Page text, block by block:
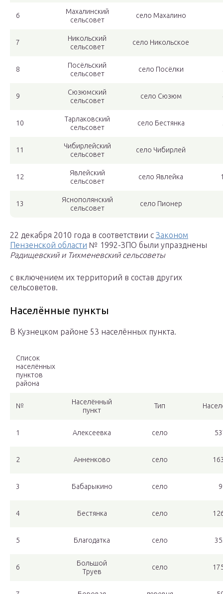
6
Махалинский
сельсовет
село Махалино
7
Никольский
сельсовет
село Никольское
8
Посёльский
сельсовет
село Посёлки
9
Сюзюмский
сельсовет
село Сюзюм
10
Тарлаковский
сельсовет
село Бестянка
11
Чибирлейский
сельсовет
село Чибирлей
12
Явлейский
сельсовет
село Явлейка
13
Яснополянский
сельсовет
село Пионер
22 декабря 2010 года в соответствии с Законом
Пензенской области № 1992-ЗПО были упразднены
Радищевский и Тихменевский сельсоветы
с включением их территорий в состав других
сельсоветов.
Населённые пункты
В Кузнецком районе 53 населённых пункта.
Список
населённых
пунктов
района
№
Населённый
пункт
Тип
1 Алексеевка село
2 Анненково село
3 Бабарыкино село 9
4 Бестянка село
5 Благодатка село
6
Большой
Труев
село